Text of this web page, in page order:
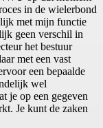
in de wielerbond
met mijn functie
geen verschil in
het bestuur
met een vast
een bepaalde
wel
je op een gegeven
Je kunt de zaken